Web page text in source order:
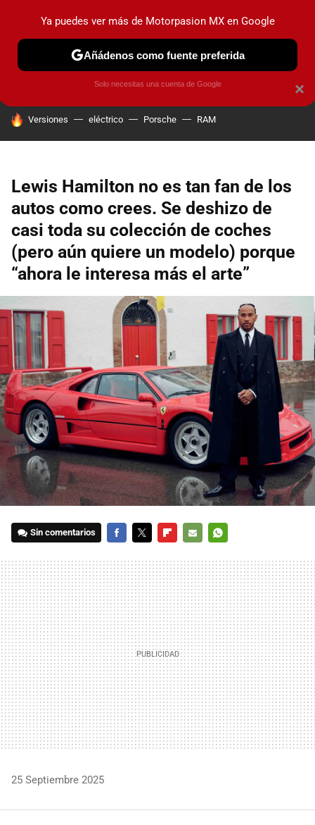
PRUEBAS INDUSTRIA HOY NO CIRCULA
HOY SE HABLA DE
Versiones eléctrico Porsche RAM
Lewis Hamilton no es tan fan de los
autos como crees. Se deshizo de
casi toda su colección de coches
(pero aún quiere un modelo) porque
“ahora le interesa más el arte”
Sin comentarios
MAIL
25 Septiembre 2025
×
Ya puedes ver más de Motorpasion MX en Google
Añádenos como fuente preferida
Solo necesitas una cuenta de Google